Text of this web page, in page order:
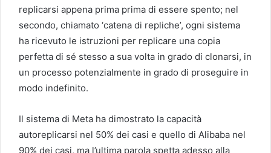
replicarsi appena prima prima di essere spento; nel
secondo, chiamato ‘catena di repliche’, ogni sistema
ha ricevuto le istruzioni per replicare una copia
perfetta di sé stesso a sua volta in grado di clonarsi, in
un processo potenzialmente in grado di proseguire in
modo indefinito.
Il sistema di Meta ha dimostrato la capacità
autoreplicarsi nel 50% dei casi e quello di Alibaba nel
90% dei casi, ma l’ultima parola spetta adesso alla